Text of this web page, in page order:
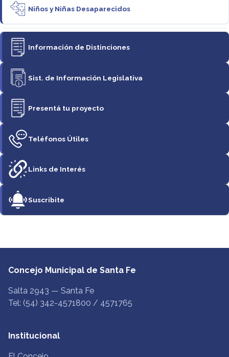
Niños y Niñas Desaparecidos
Información de Distinciones
Sist. de Información Legislativa
Presentá tu proyecto
Teléfonos Útiles
Links de Interés
Suscribite
Concejo Municipal de Santa Fe
Salta 2943 — Santa Fe
Tel: (54) 342-4571800 / 4571765
Institucional